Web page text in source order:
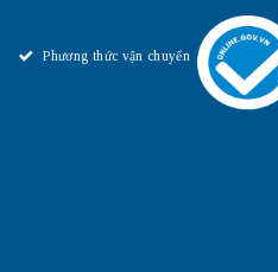
Phương thức vận chuyển